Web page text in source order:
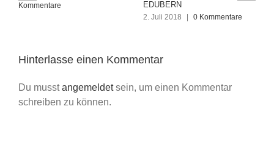
0 Kommentare
365 für
Hinterlasse einen Kommentar
Du musstangemeldetsein, um einen Kommentar
schreiben zu können.